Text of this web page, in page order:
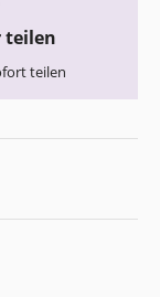
teilen
teilen